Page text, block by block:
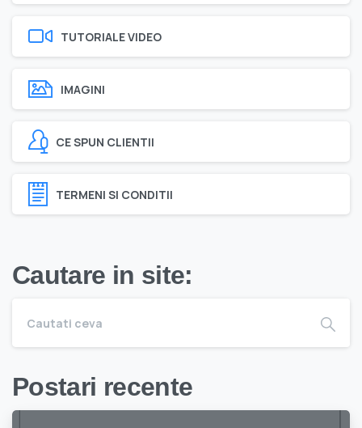
TUTORIALE VIDEO
IMAGINI
CE SPUN CLIENTII
TERMENI SI CONDITII
Cautare in site:
Postari recente